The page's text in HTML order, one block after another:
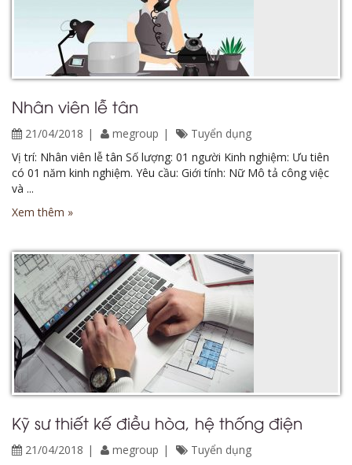
Nhân viên lễ tân
21/04/2018 megroup
Tuyển dụng
Vị trí: Nhân viên lễ tân Số lượng: 01 người Kinh nghiệm: Ưu tiên
có 01 năm kinh nghiệm. Yêu cầu: Giới tính: Nữ Mô tả công việc
và ...
Xem thêm »
Kỹ sư thiết kế điều hòa, hệ thống điện
21/04/2018 megroup
Tuyển dụng